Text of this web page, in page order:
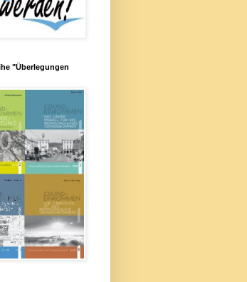
"Überlegungen